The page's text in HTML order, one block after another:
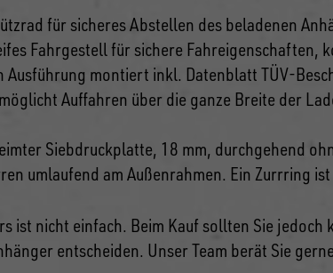
für sicheres Abstellen des beladenen
Fahrgestell für sichere
montiert inkl. Datenblatt TÜV-
Auffahren über die ganze Breite der
Siebdruckplatte, 18 mm, durchgehend
umlaufend am Außenrahmen. Ein Zurrring
ist nicht einfach. Beim Kauf sollten Sie
entscheiden. Unser Team berät Sie